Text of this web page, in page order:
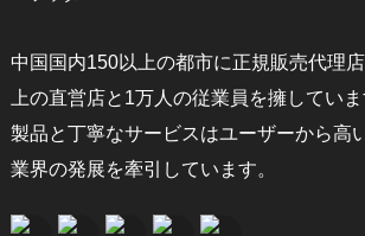
中国国内150以上の都市に正規販売代理
上の直営店と1万人の従業員を擁してい
製品と丁寧なサービスはユーザーから高
業界の発展を牽引しています。